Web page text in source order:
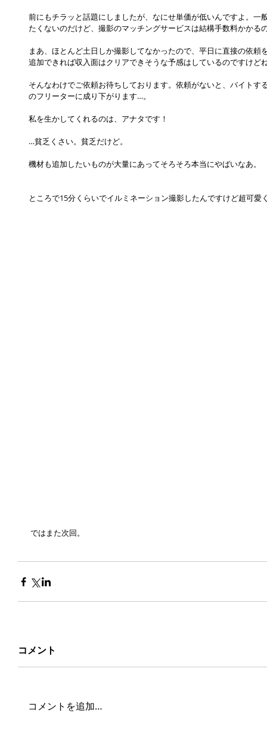
前にもチラッと話題にしましたが、なにせ単価が低いんですよ。一
たくないのだけど、撮影のマッチングサービスは結構手数料かかる
まあ、ほとんど土日しか撮影してなかったので、平日に直接の依頼
追加できれば収入面はクリアできそうな予感はしているのですけど
そんなわけでご依頼お待ちしております。依頼がないと、バイトす
のフリーターに成り下がります…。
私を生かしてくれるのは、アナタです！
…貧乏くさい。貧乏だけど。
機材も追加したいものが大量にあってそろそろ本当にやばいなあ。
ところで15分くらいでイルミネーション撮影したんですけど超可愛
ではまた次回。
コメント
コメントを追加…